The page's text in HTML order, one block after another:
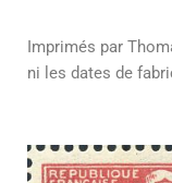
Imprimés par
ni les dates de